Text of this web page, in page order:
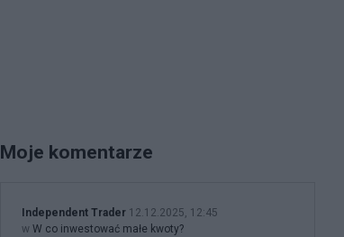
Moje komentarze
Independent Trader 12.12.2025, 12:45
w W co inwestować małe kwoty?